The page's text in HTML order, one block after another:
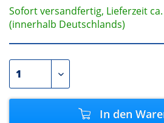
Sofort versandfertig, Lieferzeit
(innerhalb Deutschlands)
In den